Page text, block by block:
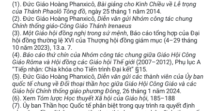
(1). Đức Giáo Hoàng Phanxicô, Bài giảng cho Kinh Chiều về Lễ trọng
của Thánh Phaolô Tông đồ, ngày 25 tháng 1 năm 2014.
(2). Đức Giáo Hoàng Phanxicô, Diễn văn gửi Nhóm công tác chung
Chính thống giáo-Công Giáo Thánh Irenaeus
(3). Một Giáo hội đồng nghị trong sứ mệnh, Báo cáo tổng hợp của Đại
hội đồng thường lệ XVI của Thượng hội đồng giám mục (4–29 tháng
10 năm 2023), 13.a. 7.
(4). Báo cáo thứ chín của Nhóm công tác chung giữa Giáo Hội Công
Giáo Rôma và Hội đồng các Giáo hội Thế giới (2007–2012), Phụ lục A
“Tiếp nhận: Chìa khóa cho Tiến trình Đại kết” §15.
(5). Đức Giáo Hoàng Phanxicô, Diễn văn gửi các thành viên của Ủy ban
quốc tế chung về Đối thoại thần học giữa Giáo Hội Công Giáo và các
Giáo hội Chính thống giáo phương Đông, 26 tháng 1 năm 2024.
(6). Xem Tóm lược Học thuyết Xã hội của Giáo hội, 185–188
(7). Ủy ban Thần học Quốc tế phân biệt trong quy trình ra quyết định